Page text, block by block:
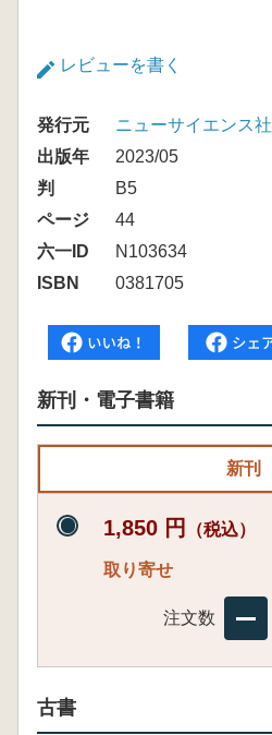
レビューを書く
発行元
ニューサイエンス社
出版年
2023/05
判
B5
ページ
44
六一ID
N103634
ISBN
0381705
新刊・電子書籍
新刊
1,850 円 （税込）
取り寄せ
注文数
古書